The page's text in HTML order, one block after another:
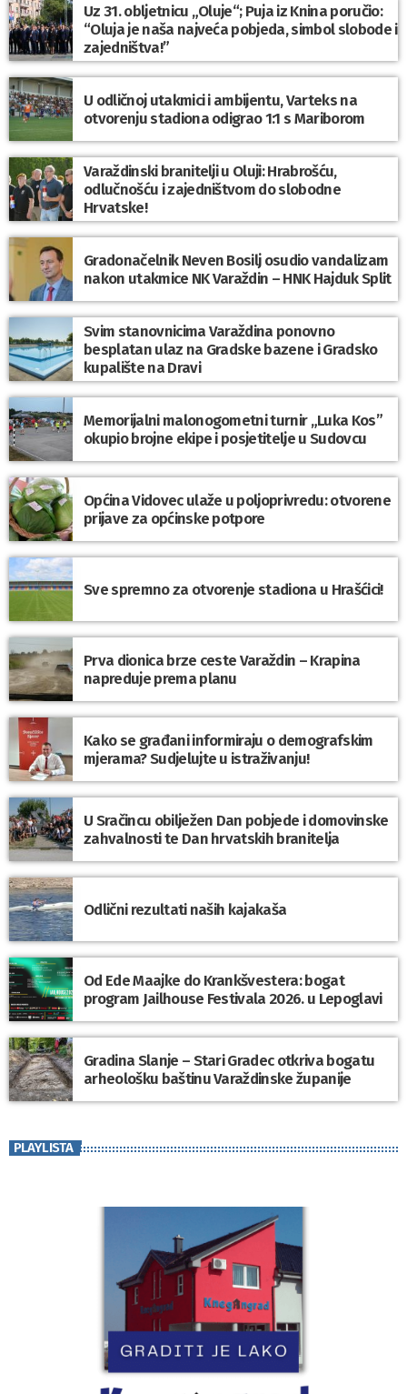
Uz 31. obljetnicu „Oluje“; Puja iz Knina poručio:
“Oluja je naša najveća pobjeda, simbol slobode i
zajedništva!”
U odličnoj utakmici i ambijentu, Varteks na
otvorenju stadiona odigrao 1:1 s Mariborom
Varaždinski branitelji u Oluji: Hrabrošću,
odlučnošću i zajedništvom do slobodne
Hrvatske!
Gradonačelnik Neven Bosilj osudio vandalizam
nakon utakmice NK Varaždin – HNK Hajduk Split
Svim stanovnicima Varaždina ponovno
besplatan ulaz na Gradske bazene i Gradsko
kupalište na Dravi
Memorijalni malonogometni turnir „Luka Kos”
okupio brojne ekipe i posjetitelje u Sudovcu
Općina Vidovec ulaže u poljoprivredu: otvorene
prijave za općinske potpore
Sve spremno za otvorenje stadiona u Hrašćici!
Prva dionica brze ceste Varaždin – Krapina
napreduje prema planu
Kako se građani informiraju o demografskim
mjerama? Sudjelujte u istraživanju!
U Sračincu obilježen Dan pobjede i domovinske
zahvalnosti te Dan hrvatskih branitelja
Odlični rezultati naših kajakaša
Od Ede Maajke do Krankšvestera: bogat
program Jailhouse Festivala 2026. u Lepoglavi
Gradina Slanje – Stari Gradec otkriva bogatu
arheološku baštinu Varaždinske županije
PLAYLISTA